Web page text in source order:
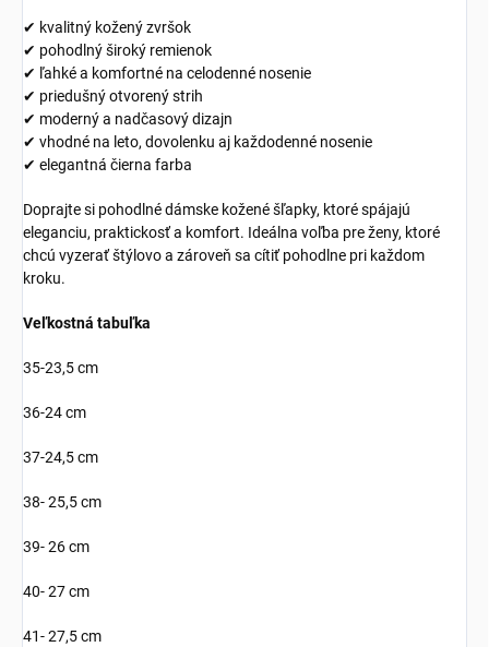
✔ kvalitný kožený zvršok
✔ pohodlný široký remienok
✔ ľahké a komfortné na celodenné nosenie
✔ priedušný otvorený strih
✔ moderný a nadčasový dizajn
✔ vhodné na leto, dovolenku aj každodenné nosenie
✔ elegantná čierna farba
Doprajte si pohodlné dámske kožené šľapky, ktoré spájajú
eleganciu, praktickosť a komfort. Ideálna voľba pre ženy, ktoré
chcú vyzerať štýlovo a zároveň sa cítiť pohodlne pri každom
kroku.
Veľkostná tabuľka
35-23,5 cm
36-24 cm
37-24,5 cm
38- 25,5 cm
39- 26 cm
40- 27 cm
41- 27,5 cm